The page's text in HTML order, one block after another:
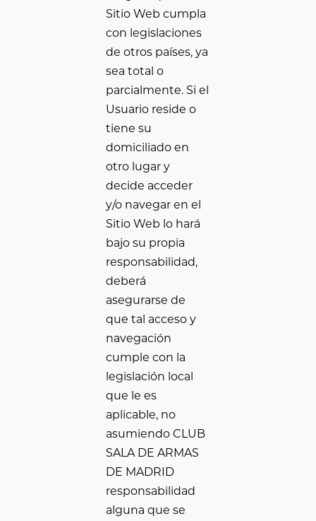
Sitio Web cumpla
con legislaciones
de otros países, ya
sea total o
parcialmente. Si el
Usuario reside o
tiene su
domiciliado en
otro lugar y
decide acceder
y/o navegar en el
Sitio Web lo hará
bajo su propia
responsabilidad,
deberá
asegurarse de
que tal acceso y
navegación
cumple con la
legislación local
que le es
aplicable, no
asumiendo CLUB
SALA DE ARMAS
DE MADRID
responsabilidad
alguna que se